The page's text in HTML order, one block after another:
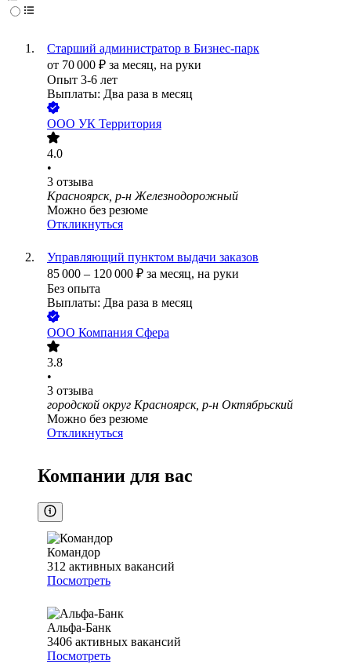
Старший администратор в Бизнес-парк
от 70 000 ₽ за месяц, на руки
Опыт 3-6 лет
Выплаты: Два раза в месяц
ООО УК Территория
4.0
•
3 отзыва
Красноярск, р-н Железнодорожный
Можно без резюме
Откликнуться
Управляющий пунктом выдачи заказов
85 000 – 120 000 ₽ за месяц, на руки
Без опыта
Выплаты: Два раза в месяц
ООО Компания Сфера
3.8
•
3 отзыва
городской округ Красноярск, р-н Октябрьский
Можно без резюме
Откликнуться
Компании для вас
Командор
312 активных вакансий
Посмотреть
Альфа-Банк
3406 активных вакансий
Посмотреть